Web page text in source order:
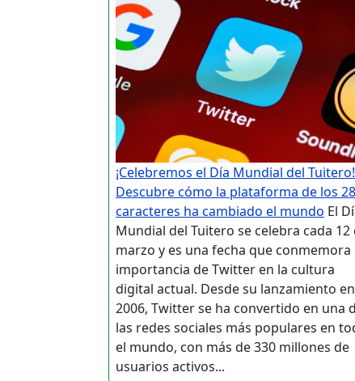
¡Celebremos el Día Mundial del Tuitero!
Descubre cómo la plataforma de los
caracteres ha cambiado el mundo El
Mundial del Tuitero se celebra cada 12
marzo y es una fecha que conmemora
importancia de Twitter en la cultura
digital actual. Desde su lanzamiento en
2006, Twitter se ha convertido en una
las redes sociales más populares en
el mundo, con más de 330 millones de
usuarios activos...